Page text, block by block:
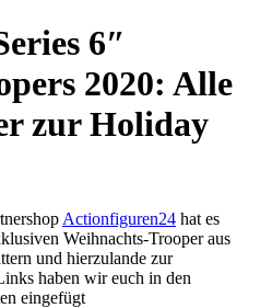
6″
2020: Alle
zur Holiday
Actionfiguren24 hat es
Weihnachts-Trooper aus
und hierzulande zur
haben wir euch in den
eingefügt